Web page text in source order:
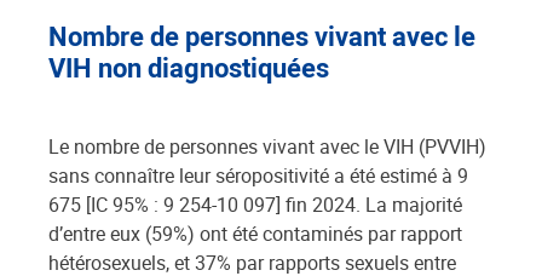
Nombre de personnes vivant avec le
VIH non diagnostiquées
Le nombre de personnes vivant avec le VIH (PVVIH)
sans connaître leur séropositivité a été estimé à 9
675 [IC 95% : 9 254-10 097] fin 2024. La majorité
d’entre eux (59%) ont été contaminés par rapport
hétérosexuels, et 37% par rapports sexuels entre